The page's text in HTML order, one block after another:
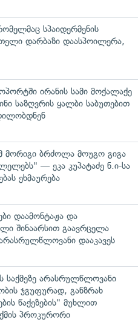
სპაიდერმენის
დარბაზი დაასპოილერა,
ირანის სამი მოქალაქე
საზღვრის ყალბი საბუთებით
მორიგი ბრძოლა მოუგო გიგა
— ეკა კუპატაძე ნ.ი-სა
ეხმაურება
დაამონტაჟა და
შინაარსით გაავრცელა
დააკავეს
საქმეზე არასრულწლოვანი
ჯგუფურად, განზრახ
წაქეზების" მუხლით
პროკურორი